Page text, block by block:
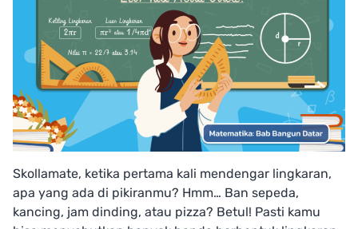
Skollamate, ketika pertama kali mendengar lingkaran,
apa yang ada di pikiranmu? Hmm… Ban sepeda,
kancing, jam dinding, atau pizza? Betul! Pasti kamu